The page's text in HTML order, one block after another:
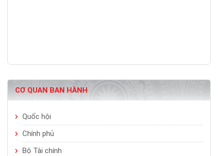
CƠ QUAN BAN HÀNH
Quốc hội
Chính phủ
Bộ Tài chính